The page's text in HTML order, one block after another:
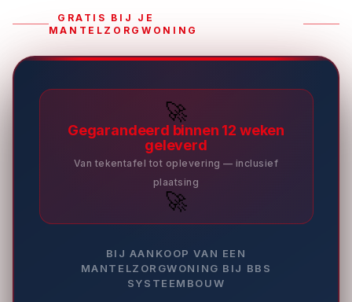
GRATIS BIJ JE
MANTELZORGWONING
🚀
Gegarandeerd binnen 12 weken
geleverd
Van tekentafel tot oplevering — inclusief
plaatsing
🚀
BIJ AANKOOP VAN EEN
MANTELZORGWONING BIJ BBS
SYSTEEMBOUW